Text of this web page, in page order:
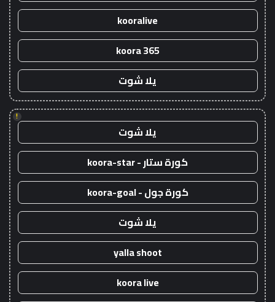
kooralive
koora 365
يلا شوت
!
يلا شوت
كورة ستار - koora-star
كورة جول - koora-goal
يلا شوت
yalla shoot
koora live